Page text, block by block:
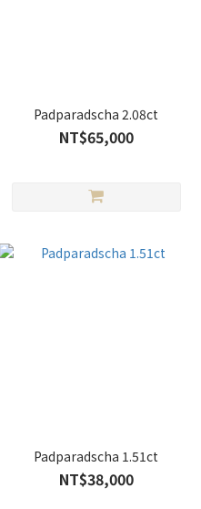
Padparadscha 2.08ct
NT$65,000
Padparadscha 1.51ct
NT$38,000